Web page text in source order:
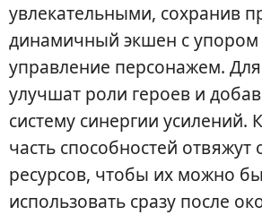
увлекательными, сохранив
динамичный экшен с упором
управление персонажем. Для
улучшат роли героев и
систему синергии усилений.
часть способностей отвяжут
ресурсов, чтобы их можно
использовать сразу после